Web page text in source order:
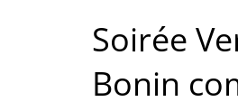
Soirée
Bonin